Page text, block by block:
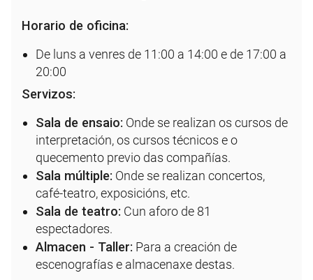
Horario de oficina:
De luns a venres de 11:00 a 14:00 e de 17:00 a
20:00
Servizos:
Sala de ensaio: Onde se realizan os cursos de
interpretación, os cursos técnicos e o
quecemento previo das compañías.
Sala múltiple: Onde se realizan concertos,
café-teatro, exposicións, etc.
Sala de teatro: Cun aforo de 81
espectadores.
Almacen - Taller: Para a creación de
escenografías e almacenaxe destas.